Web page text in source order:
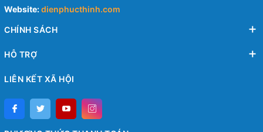
Website:dienphucthinh.com
CHÍNH SÁCH
HỖ TRỢ
LIÊN KẾT XÃ HỘI